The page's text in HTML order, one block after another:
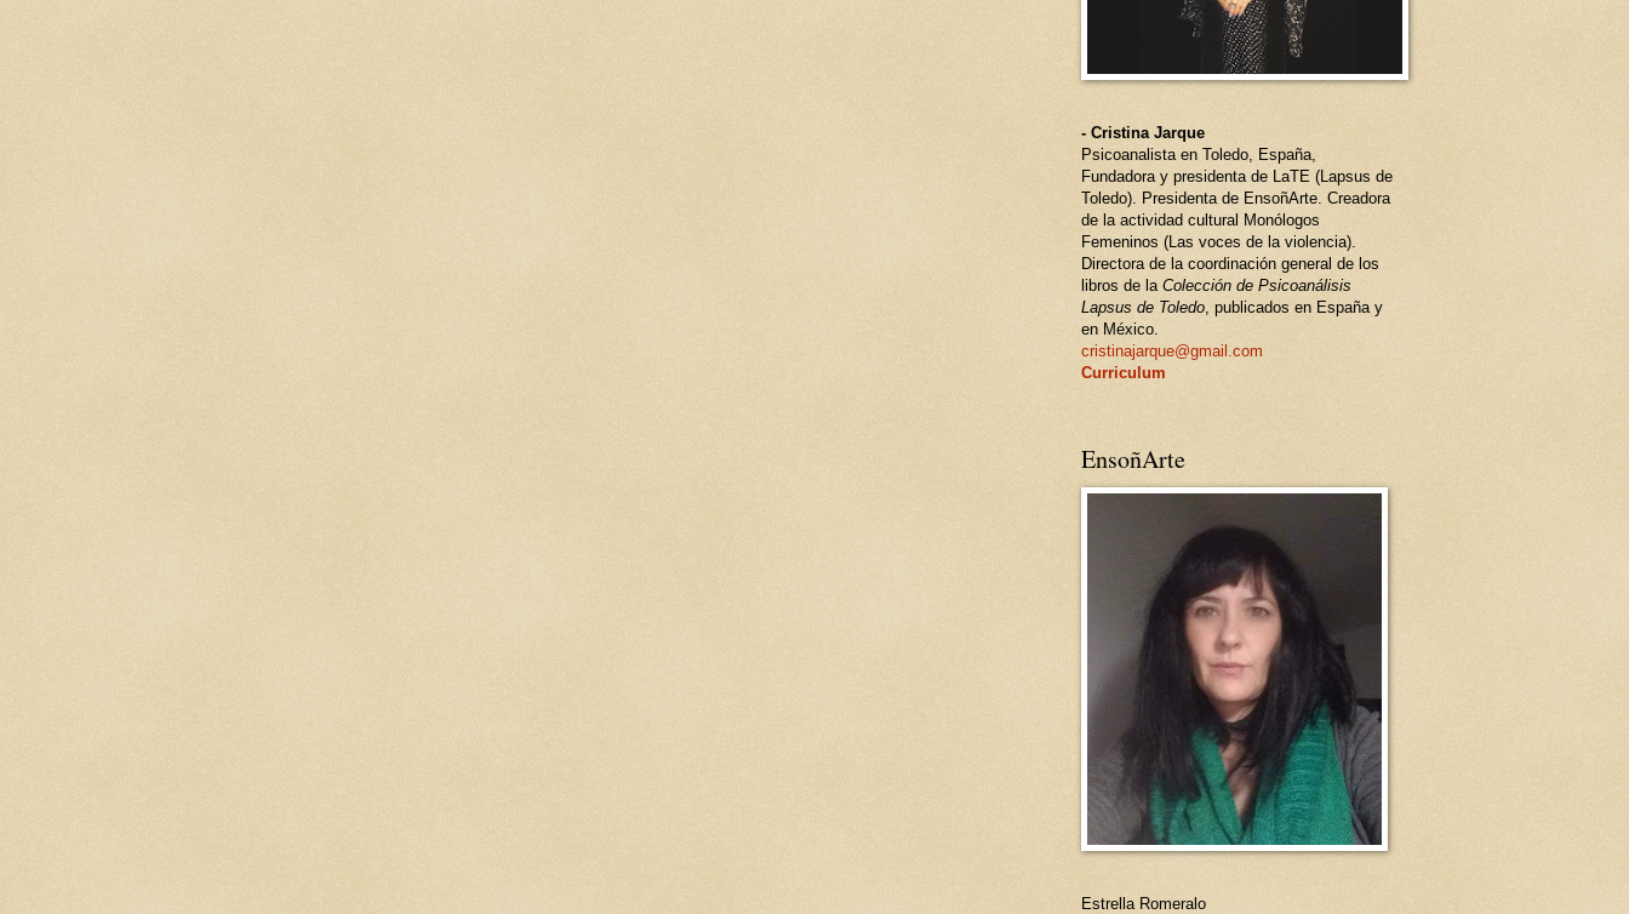
- Cristina Jarque
Psicoanalista en Toledo, España,
Fundadora y presidenta de LaTE (Lapsus de
Toledo). Presidenta de EnsoñArte. Creadora
de la actividad cultural Monólogos
Femeninos (Las voces de la violencia).
Directora de la coordinación general de los
libros de la Colección de Psicoanálisis
Lapsus de Toledo, publicados en España y
en México.
cristinajarque@gmail.com
Curriculum
EnsoñArte
Estrella Romeralo